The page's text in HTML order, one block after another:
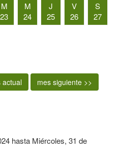
M
23
M
24
J
25
V
26
S
27
actual mes siguiente >>
hasta Miércoles, 31 de